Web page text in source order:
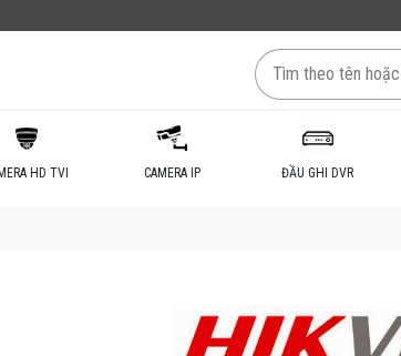
HD TVI CAMERA IP ĐẦU GHI DVR